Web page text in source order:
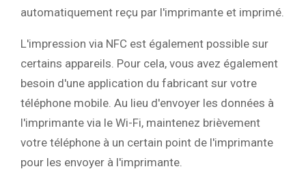
automatiquement reçu par l'imprimante et imprimé.
L'impression via NFC est également possible sur
certains appareils. Pour cela, vous avez également
besoin d'une application du fabricant sur votre
téléphone mobile. Au lieu d'envoyer les données à
l'imprimante via le Wi-Fi, maintenez brièvement
votre téléphone à un certain point de l'imprimante
pour les envoyer à l'imprimante.